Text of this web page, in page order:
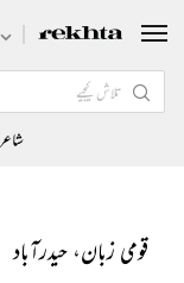
قومی زبان، حیدرآباد
شاعر